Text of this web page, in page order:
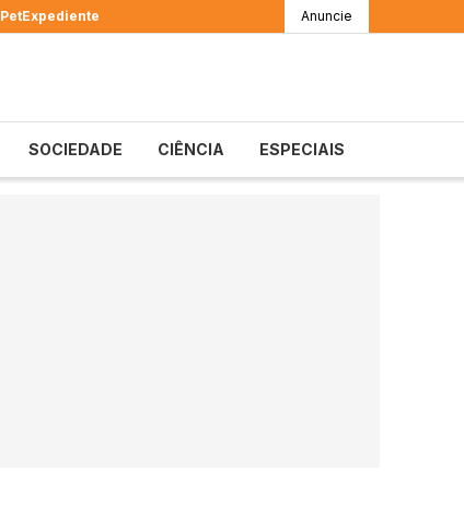
PetExpediente Anuncie
SOCIEDADE CIÊNCIA ESPECIAIS